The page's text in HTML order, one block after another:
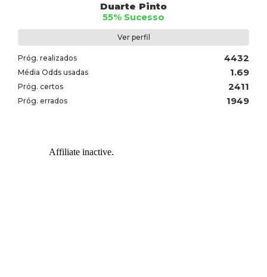
Duarte Pinto
55% Sucesso
Ver perfil
Próg. realizados 4432
Média Odds usadas 1.69
Próg. certos 2411
Próg. errados 1949